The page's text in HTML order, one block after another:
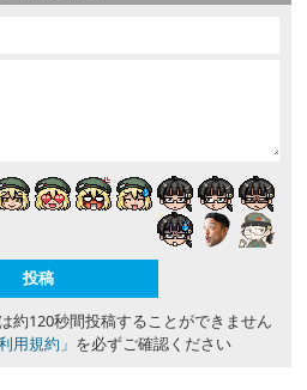
約120秒間投稿することができません
用規約」 を必ずご確認ください